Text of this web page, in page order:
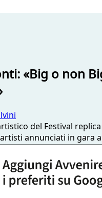
«Big o non
del Festival
annunciati in gara